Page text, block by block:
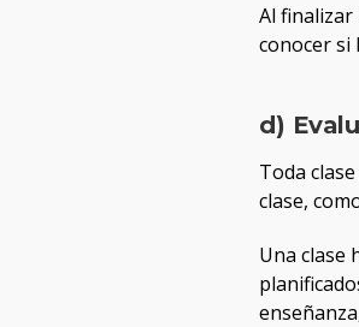
Al
conocer si
d)
Toda
clase,
Una clase